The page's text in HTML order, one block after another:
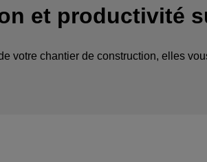
et productivité
votre chantier de construction, elles